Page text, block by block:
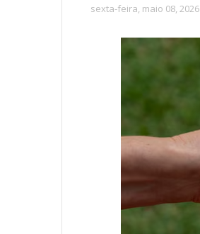
sexta-feira, maio 08, 2026